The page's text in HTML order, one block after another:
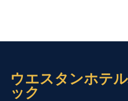
ウエスタンホテ
ック